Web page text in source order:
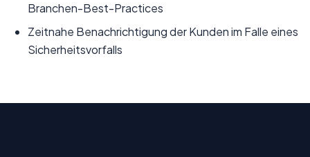
Branchen-Best-Practices
Zeitnahe Benachrichtigung der Kunden im Falle eines
Sicherheitsvorfalls